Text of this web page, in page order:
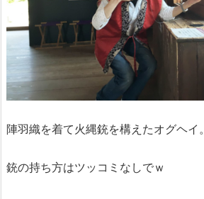
陣羽織を着て火縄銃を構えたオグヘイ。
銃の持ち方はツッコミなしでｗ